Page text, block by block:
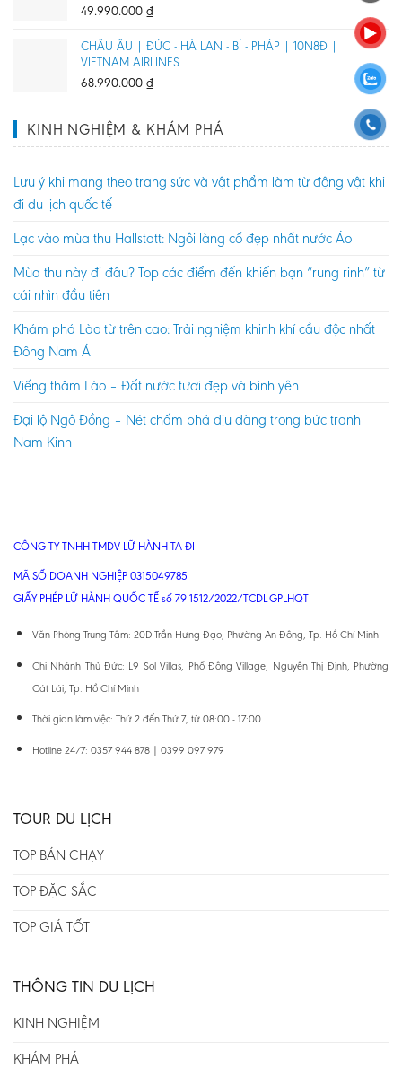
49.990.000 ₫
CHÂU ÂU | ĐỨC - HÀ LAN - BỈ - PHÁP | 10N8Đ |
VIETNAM AIRLINES
68.990.000 ₫
KINH NGHIỆM & KHÁM PHÁ
Lưu ý khi mang theo trang sức và vật phẩm làm từ động vật khi
đi du lịch quốc tế
Lạc vào mùa thu Hallstatt: Ngôi làng cổ đẹp nhất nước Áo
Mùa thu này đi đâu? Top các điểm đến khiến bạn “rung rinh” từ
cái nhìn đầu tiên
Khám phá Lào từ trên cao: Trải nghiệm khinh khí cầu độc nhất
Đông Nam Á
Viếng thăm Lào – Đất nước tươi đẹp và bình yên
Đại lộ Ngô Đồng – Nét chấm phá dịu dàng trong bức tranh
Nam Kinh
CÔNG TY TNHH TMDV LỮ HÀNH TA ĐI
MÃ SỐ DOANH NGHIỆP 0315049785
GIẤY PHÉP LỮ HÀNH QUỐC TẾ số 79-1512/2022/TCDL-GPLHQT
Văn Phòng Trung Tâm: 20D Trần Hưng Đạo, Phường An Đông, Tp. Hồ Chí Minh
Chi Nhánh Thủ Đức: L9 Sol Villas, Phố Đông Village, Nguyễn Thị Định, Phường
Cát Lái, Tp. Hồ Chí Minh
Thời gian làm việc: Thứ 2 đến Thứ 7, từ 08:00 - 17:00
Hotline 24/7: 0357 944 878 | 0399 097 979
TOUR DU LỊCH
TOP BÁN CHẠY
TOP ĐẶC SẮC
TOP GIÁ TỐT
THÔNG TIN DU LỊCH
KINH NGHIỆM
KHÁM PHÁ